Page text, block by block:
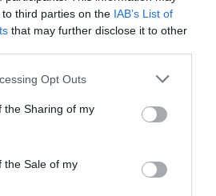
third parties on the IAB’s List of
that may further disclose it to other
Opt Outs
the Sharing of my
the Sale of my
1.400 de lei, s-a aflat şi
cu soţia sa, Daciana Sârbu.
a fost un duet emoţionant.
parte din concert a fost aceea
a interpretat alături de Bocelli
Goodbay”, pe care acesta o
Sarah Brightman.